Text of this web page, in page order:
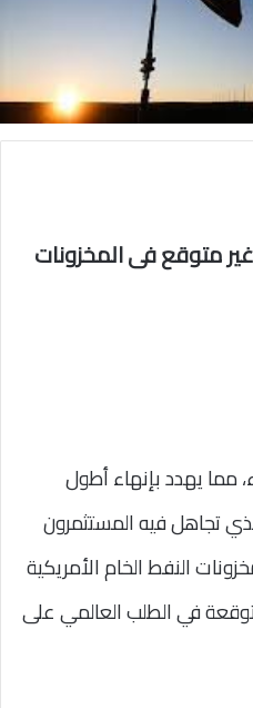
متوقع فى المخزونات
مما يهدد بإنهاء أطول
تجاهل فيه المستثمرون
النفط الخام الأمريكية
في الطلب العالمي على